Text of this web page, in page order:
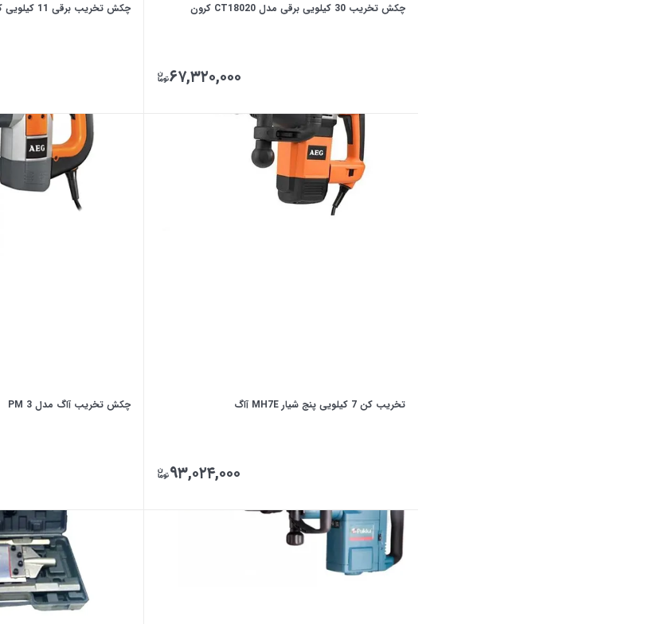
چکش تخریب 30 کیلویی برقی مدل CT18020 کرون
۶۷,۳۲۰,۰۰۰
چکش تخریب برقی 11 کیلویی کرون مدل CT18123
تخریب کن 7 کیلویی پنج شیار MH7E آاگ
۹۳,۰۲۴,۰۰۰
چکش تخریب آاگ مدل PM 3